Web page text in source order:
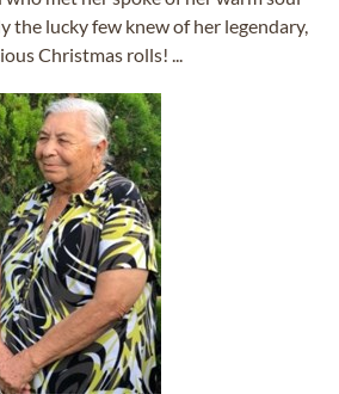
the lucky few knew of her legendary,
Christmas rolls! ...